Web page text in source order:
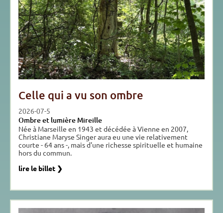
Celle qui a vu son ombre
2026-07-5
Ombre et lumière Mireille
Née à Marseille en 1943 et décédée à Vienne en 2007,
Christiane Maryse Singer aura eu une vie relativement
courte - 64 ans -, mais d'une richesse spirituelle et humaine
hors du commun.
lire le billet ❯